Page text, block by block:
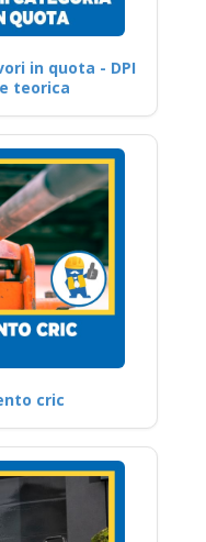
in quota - DPI
teorica
cric